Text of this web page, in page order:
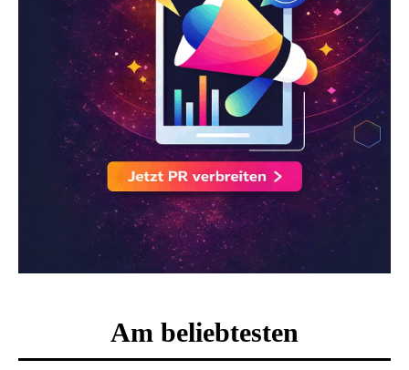
Am beliebtesten